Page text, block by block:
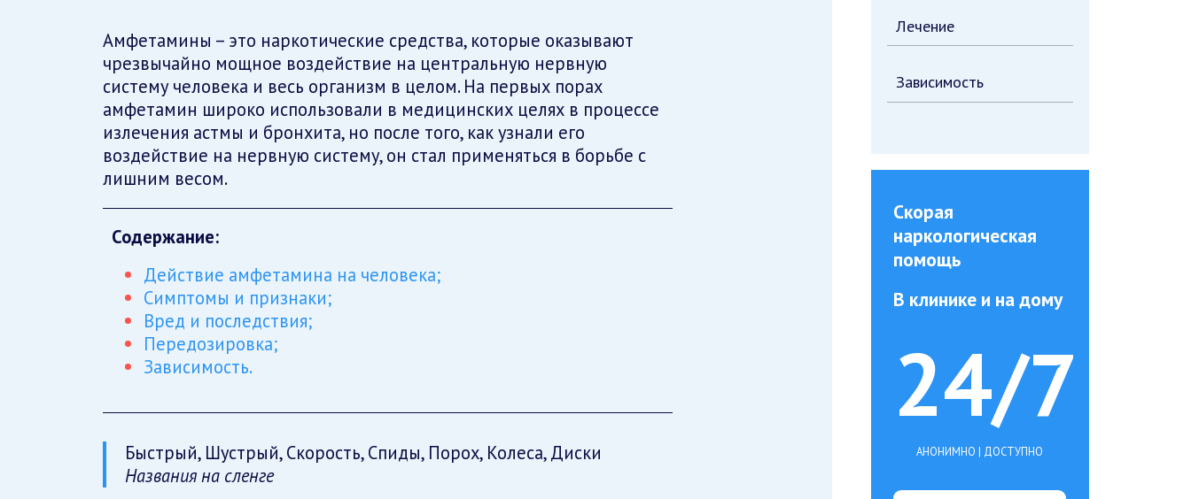
Амфетамины – это наркотические средства, которые оказывают
чрезвычайно мощное воздействие на центральную нервную
систему человека и весь организм в целом. На первых порах
амфетамин широко использовали в медицинских целях в процессе
излечения астмы и бронхита, но после того, как узнали его
воздействие на нервную систему, он стал применяться в борьбе с
лишним весом.
Содержание:
Действие амфетамина на человека;
Симптомы и признаки;
Вред и последствия;
Передозировка;
Зависимость.
Быстрый, Шустрый, Скорость, Спиды, Порох, Колеса, Диски
Названия на сленге
Лечение
Зависимость
Скорая
наркологическая
помощь
В клинике и на дому
24/7
АНОНИМНО | ДОСТУПНО